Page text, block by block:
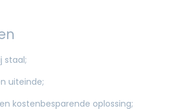
staal;
uiteinde;
kostenbesparende oplossing;